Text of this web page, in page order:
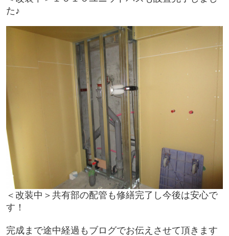
た♪
＜改装中＞共有部の配管も修繕完了し今後は安心で
す！
完成まで途中経過もブログでお伝えさせて頂きます